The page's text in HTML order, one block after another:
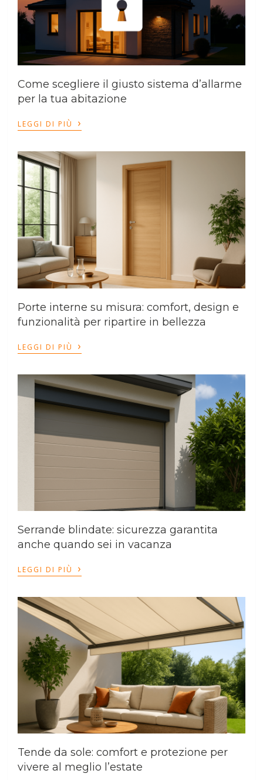
Come scegliere il giusto sistema d’allarme
per la tua abitazione
LEGGI DI PIÙ ›
Porte interne su misura: comfort, design e
funzionalità per ripartire in bellezza
LEGGI DI PIÙ ›
Serrande blindate: sicurezza garantita
anche quando sei in vacanza
LEGGI DI PIÙ ›
Tende da sole: comfort e protezione per
vivere al meglio l’estate